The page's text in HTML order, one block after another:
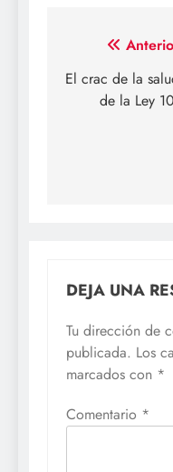
de
entradas
El crac de la
de la Ley
DEJA UNA
Tu dirección de
publicada. Los
marcados con *
Comentario *